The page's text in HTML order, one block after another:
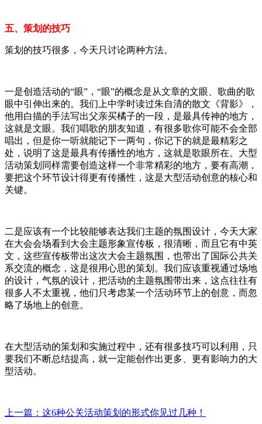
五、策划的技巧
策划的技巧很多，今天只讨论两种方法。
一是创造活动的“眼”，“眼”的概念是从文章的文眼、歌曲的歌
眼中引伸出来的。我们上中学时读过朱自清的散文《背影》，
他用白描的手法写出父亲买橘子的一段，是最具传神的地方，
这就是文眼。我们唱歌的朋友知道，有很多歌你可能不会全部
唱出，但是你一听就能记下一两句，你记下的就是最精彩之
处，说明了这是最具有传播性的地方，这就是歌眼所在。大型
活动策划同样需要创造这样一个非常精彩的地方，要有高潮，
要把这个环节设计得更有传播性，这是大型活动创意的核心和
关键。
二是应该有一个比较能够表达我们主题的氛围设计，今天大家
在大会会场看到大会主题形象宣传板，很清晰，而且它有中英
文，这些宣传板带出这次大会主题氛围，也带出了国际公共关
系交流的概念，这是很用心思的策划。我们应该重视通过场地
的设计，气氛的设计，把活动的主题氛围带出来，这点往往有
很多人不太重视，他们只考虑某一个活动环节上的创意，而忽
略了场地上的创意。
在大型活动的策划和实施过程中，还有很多技巧可以利用，只
要我们不断总结提高，就一定能创作出更多、更有影响力的大
型活动。
上一篇：这6种公关活动策划的形式你见过几种！